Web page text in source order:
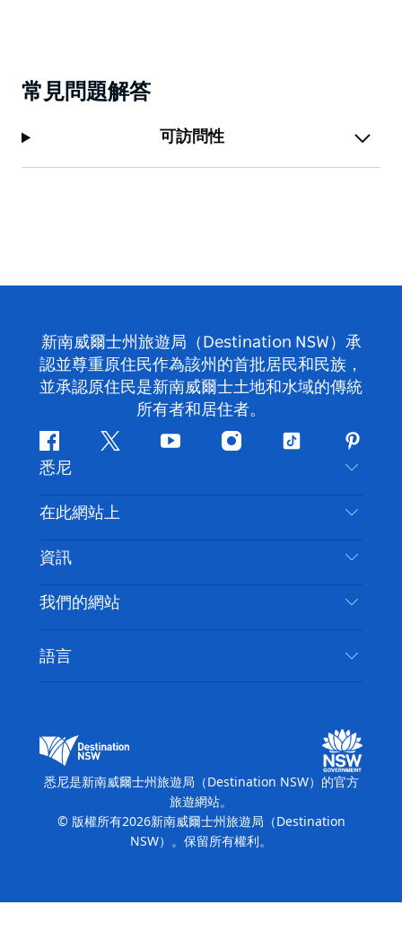
常見問題解答
可訪問性
新南威爾士州旅遊局（Destination NSW）承
認並尊重原住民作為該州的首批居民和民族，
並承認原住民是新南威爾士土地和水域的傳統
所有者和居住者。
Facebook嘰
喳
喳
Youtube Instagram
抖
悉尼
聯絡我們
免責聲明
隱私
Cookie 通知
在此網站上
目的地
要做的事情
新南威爾斯州公路旅行
活動
住宿
資訊
旅行資訊
無障礙悉尼
列出您的業務
我們的網站
新南威爾士州旅遊局（Destination NSW）媒體中
心
繽紛悉尼燈光音樂節
語言
悉尼是新南威爾士州旅遊局（Destination NSW）的官方
旅遊網站。
© 版權所有2026新南威爾士州旅遊局（Destination
NSW）。保留所有權利。